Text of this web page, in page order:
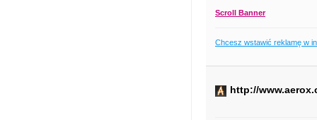
Scroll Banner
Chcesz wstawić reklamę w
http://